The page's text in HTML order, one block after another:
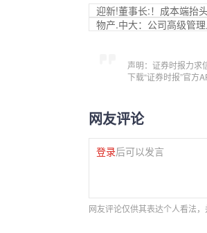
迎新!董事长:！成本端抬
物产.中大：公司高级管
声明：证券时报力求
下载“证券时报”官方
网友评论
登录后可以发言
网友评论仅供其表达个人看法